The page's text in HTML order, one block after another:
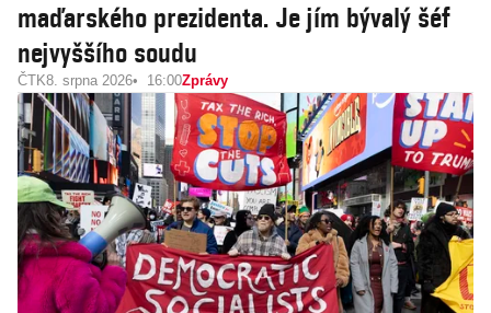
maďarského prezidenta. Je jím bývalý šéf
nejvyššího soudu
ČTK8. srpna 2026 16:00Zprávy